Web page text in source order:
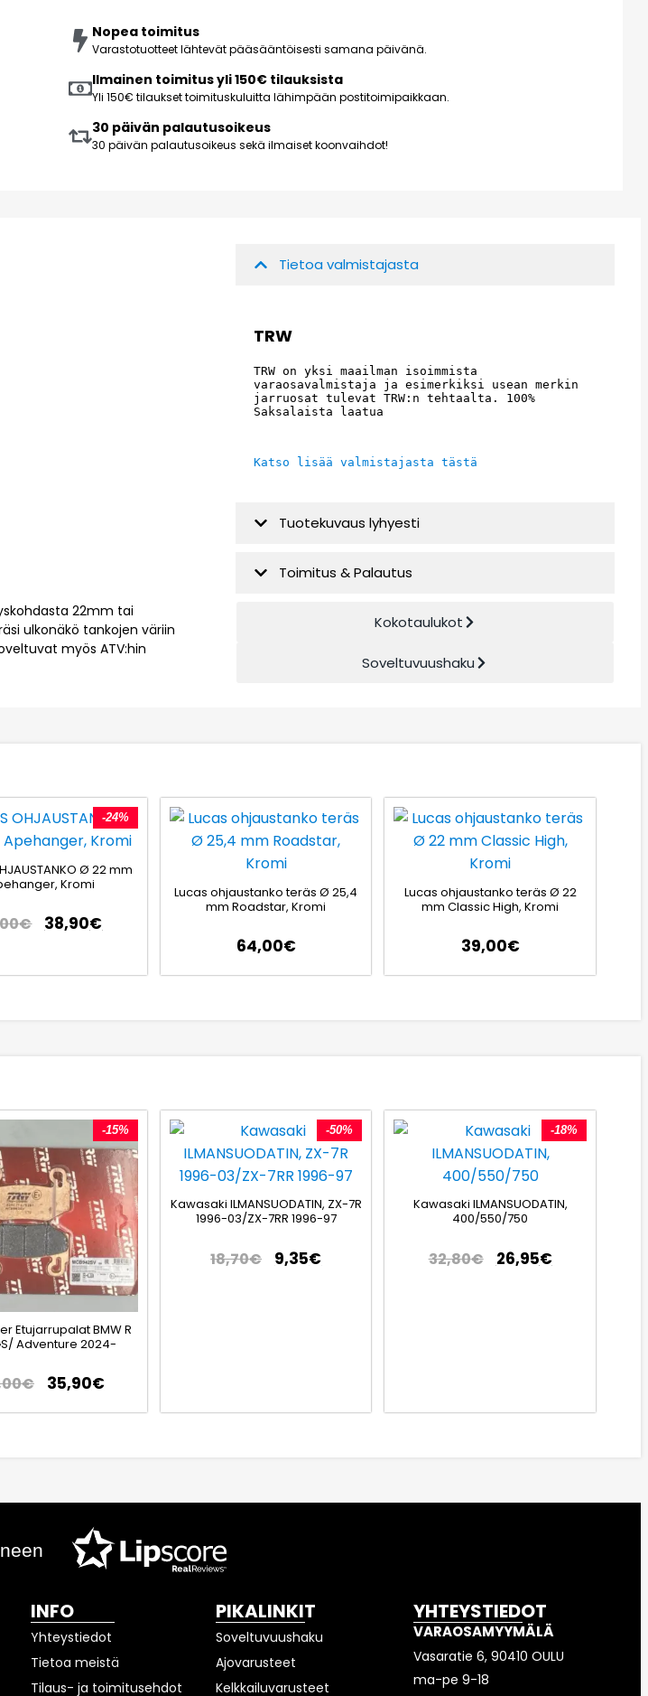
Nopea toimitus
Varastotuotteet lähtevät pääsääntöisesti samana päivänä.
Ilmainen toimitus yli 150€ tilauksista
Yli 150€ tilaukset toimituskuluitta lähimpään postitoimipaikkaan.
30 päivän palautusoikeus
30 päivän palautusoikeus sekä ilmaiset koonvaihdot!
22mm tai
ulkonäkö tankojen väriin
myös ATV:hin
Tietoa valmistajasta
TRW
TRW on yksi maailman isoimmista
varaosavalmistaja ja esimerkiksi usean merkin
jarruosat tulevat TRW:n tehtaalta. 100%
Saksalaista laatua
Katso lisää valmistajasta tästä
Tuotekuvaus lyhyesti
Toimitus & Palautus
Kokotaulukot
Soveltuvuushaku
-24%
Ø 22 mm
Kromi
€ 38,90€
Lucas ohjaustanko teräs Ø 25,4
mm Roadstar, Kromi
64,00€
Lucas ohjaustanko teräs Ø 22
mm Classic High, Kromi
39,00€
-15%
Etujarrupalat BMW R
Adventure 2024-
€ 35,90€
-50%
Kawasaki ILMANSUODATIN, ZX-7R
1996-03/ZX-7RR 1996-97
18,70€ 9,35€
-18%
Kawasaki ILMANSUODATIN,
400/550/750
32,80€ 26,95€
INFO
Yhteystiedot
Tietoa meistä
Tilaus- ja toimitusehdot
PIKALINKIT
Soveltuvuushaku
Ajovarusteet
Kelkkailuvarusteet
YHTEYSTIEDOT
VARAOSAMYYMÄLÄ
Vasaratie 6, 90410 OULU
ma-pe 9-18